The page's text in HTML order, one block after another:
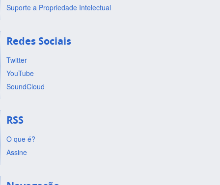
Suporte a Propriedade Intelectual
Redes Sociais
Twitter
YouTube
SoundCloud
RSS
O que é?
Assine